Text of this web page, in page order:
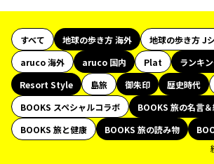
すべて 地球の歩き方 海外
地球の歩き方 J
aruco 海外
aruco 国内 Plat
ランキ
Resort Style
島旅 御朱印 歴史時代
BOOKS スペシャルコラボ
BOOKS 旅の名言
BOOKS 旅と健康
BOOKS 旅の読み物